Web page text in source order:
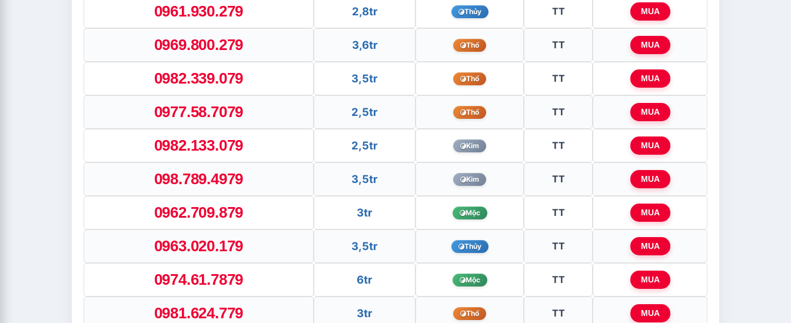
0961.930.279 2,8tr Thủy TT MUA
0969.800.279 3,6tr Thổ TT MUA
0982.339.079 3,5tr Thổ TT MUA
0977.58.7079 2,5tr Thổ TT MUA
0982.133.079 2,5tr Kim TT MUA
098.789.4979 3,5tr Kim TT MUA
0962.709.879 3tr Mộc TT MUA
0963.020.179 3,5tr Thủy TT MUA
0974.61.7879 6tr Mộc TT MUA
0981.624.779 3tr Thổ TT MUA